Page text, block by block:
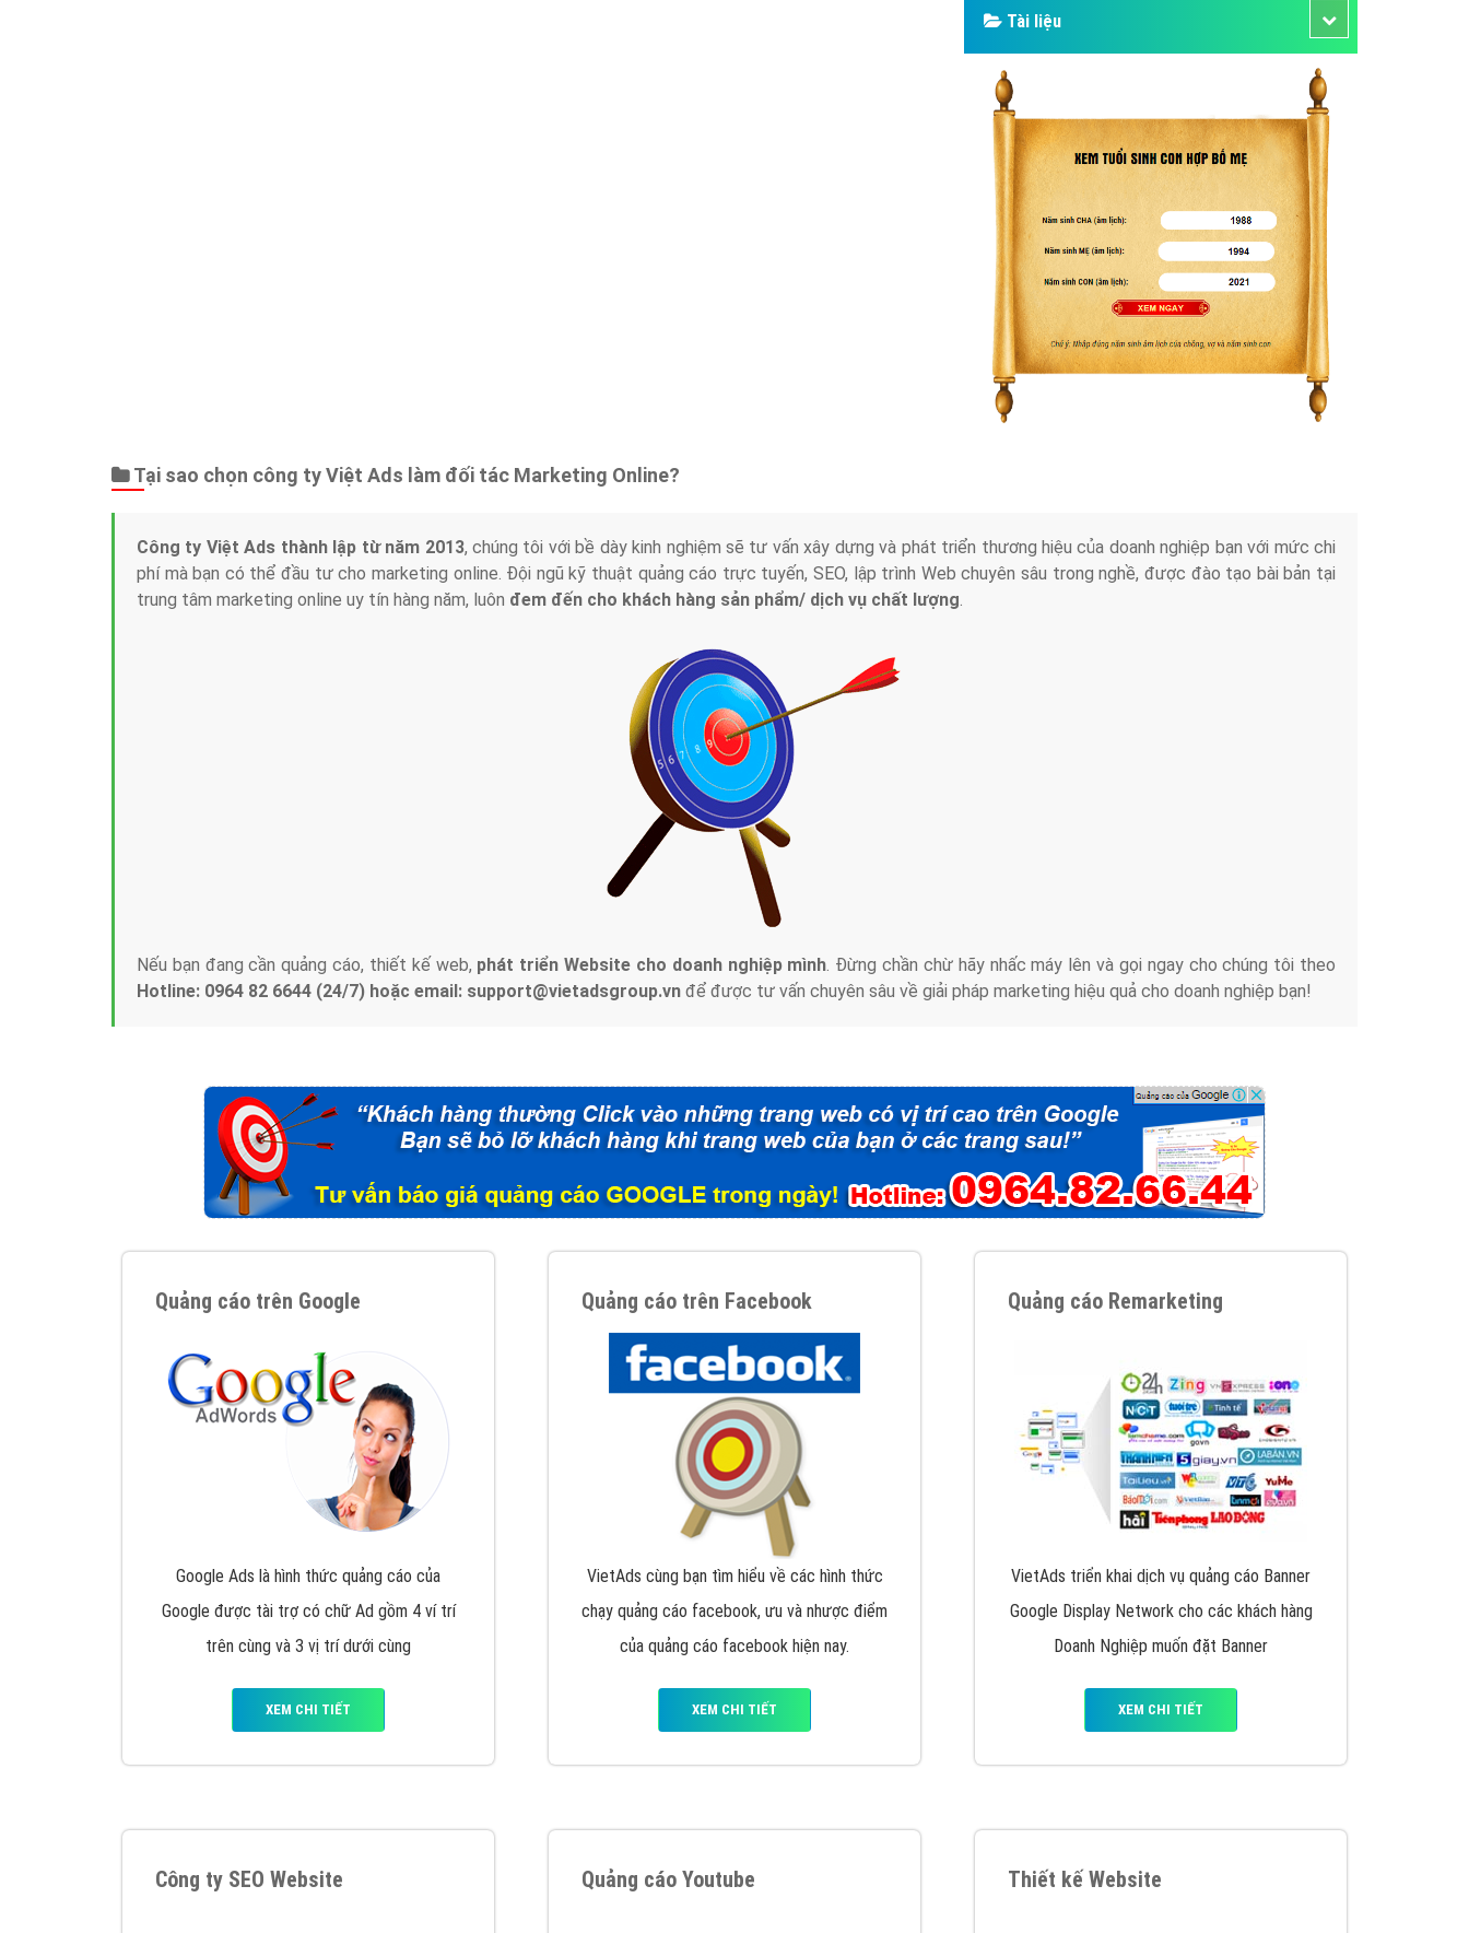
Tài liệu
Tại sao chọn công ty Việt Ads làm đối tác Marketing Online?
Công ty Việt Ads thành lập từ năm 2013, chúng tôi với bề dày kinh nghiệm sẽ tư vấn xây dựng và phát triển thương hiệu của doanh nghiệp bạn với mức chi
phí mà bạn có thể đầu tư cho marketing online. Đội ngũ kỹ thuật quảng cáo trực tuyến, SEO, lập trình Web chuyên sâu trong nghề, được đào tạo bài bản tại
trung tâm marketing online uy tín hàng năm, luôn đem đến cho khách hàng sản phẩm/ dịch vụ chất lượng
Nếu bạn đang cần quảng cáo, thiết kế web, phát triển Website cho doanh nghiệp mình . Đừng chần chừ hãy nhấc máy lên và gọi ngay cho chúng tôi theo
Hotline: 0964 82 6644 (24/7) hoặc email: support@vietadsgroup.vn để được tư vấn chuyên sâu về giải pháp marketing hiệu quả cho doanh nghiệp bạn!
Quảng cáo trên Google
Google Ads là hình thức quảng cáo của
Google được tài trợ có chữ Ad gồm 4 ví trí
trên cùng và 3 vị trí dưới cùng
XEM CHI TIẾT
Quảng cáo trên Facebook
VietAds cùng bạn tìm hiểu về các hình thức
chạy quảng cáo facebook, ưu và nhược điểm
của quảng cáo facebook hiện nay.
XEM CHI TIẾT
Quảng cáo Remarketing
VietAds triển khai dịch vụ quảng cáo Banner
Google Display Network cho các khách hàng
Doanh Nghiệp muốn đặt Banner
XEM CHI TIẾT
Công ty SEO Website Quảng cáo Youtube Thiết kế Website